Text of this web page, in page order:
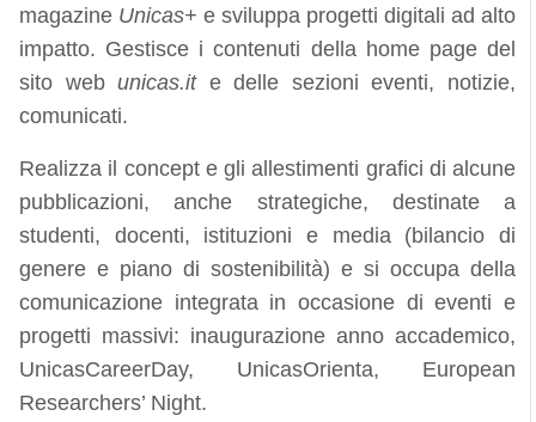
magazine Unicas+ e sviluppa progetti digitali ad alto
impatto. Gestisce i contenuti della home page del
sito webunicas.ite delle sezioni eventi, notizie,
comunicati.
Realizza il concept e gli allestimenti grafici di alcune
pubblicazioni, anche strategiche, destinate a
studenti, docenti, istituzioni e media (bilancio di
genere e piano di sostenibilità) e si occupa della
comunicazione integrata in occasione di eventi e
progetti massivi: inaugurazione anno accademico,
UnicasCareerDay, UnicasOrienta, European
Researchers’ Night.